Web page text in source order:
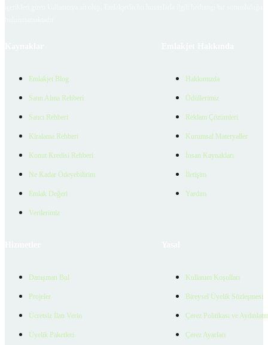
Emlakjet Blog
Satın Alma Rehberi
Satıcı Rehberi
Kiralama Rehberi
Konut Kredisi Rehberi
Ne Kadar Ödeyebilirim
Emlak Değeri
Verilerimiz
Hakkımızda
Ödüllerimiz
Reklam Çözümleri
Kurumsal Materyaller
İnsan Kaynakları
İletişim
Yardım
Danışman Bul
Projeler
Ücretsiz İlan Verin
Üyelik Paketleri
Kullanım Koşulları
Bireysel Üyelik Sözleşmesi
Çerez Politikası ve
Çerez Ayarları